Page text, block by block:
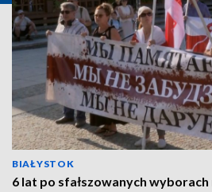
BIAŁYSTOK
6 lat po sfałszowanych wyborach